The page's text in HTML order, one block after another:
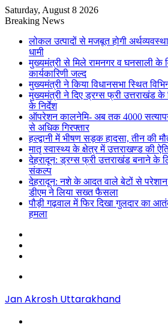
Saturday, August 8 2026
Breaking News
लोकल उत्पादों से मजबूत होगी
धामी
मुख्यमंत्री से मिले रामनगर व घनसाली के
कार्यकारिणी जल्द
मुख्यमंत्री ने किया विधानसभा स्थित
मुख्यमंत्री ने दिए ड्रग्स फ्री उत्तराखंड
के निर्देश
ऑपरेशन कालनेमि- अब तक 4000
से अधिक गिरफ्तार
हल्द्वानी में भीषण सड़क हादसा, तीन की
मातृ स्वास्थ्य के क्षेत्र में उत्तराखण्ड की
देहरादून: ड्रग्स फ्री उत्तराखंड बनाने के
संकल्प
देहरादून: नशे के आदत वाले बेटों से परेशान
डीएम ने लिया सख्त फैसला
पौड़ी गढ़वाल में फिर दिखा गुलदार का
हमला
Jan Akrosh Uttarakhand